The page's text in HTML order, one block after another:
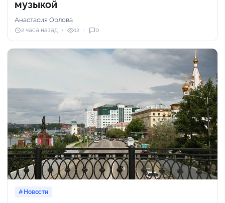
музыкой
Анастасия Орлова
2 часа назад 12 0
Новости